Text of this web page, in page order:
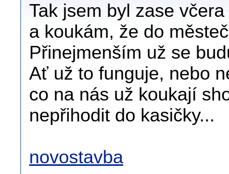
Tak jsem byl zase
a koukám, že do
Přinejmenším už se
Ať už to funguje, nebo
co na nás už koukají
nepřihodit do kasičky...
novostavba